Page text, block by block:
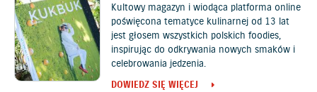
Kultowy magazyn i wiodąca platforma online
poświęcona tematyce kulinarnej od 13 lat
jest głosem wszystkich polskich foodies,
inspirując do odkrywania nowych smaków i
celebrowania jedzenia.
DOWIEDZ SIĘ WIĘCEJ